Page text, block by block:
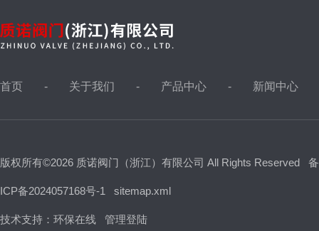
首页 关于我们 产品中心 新闻中心
版权所有©2026 质诺阀门（浙江）有限公司 All Rights Reserved
ICP备2024057168号-1 sitemap.xml
技术支持： 环保在线 管理登陆